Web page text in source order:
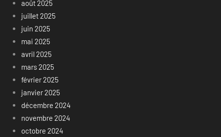
août 2025
juillet 2025
juin 2025
mai 2025
avril 2025
mars 2025
février 2025
janvier 2025
décembre 2024
novembre 2024
octobre 2024